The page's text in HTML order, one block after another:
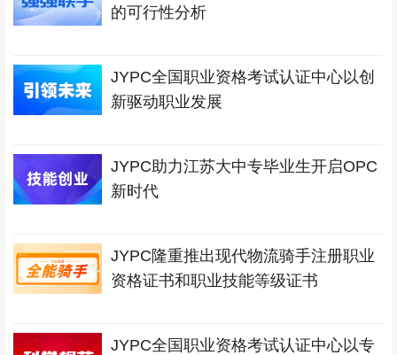
的可行性分析
JYPC全国职业资格考试认证中心以创
新驱动职业发展
JYPC助力江苏大中专毕业生开启OPC
新时代
JYPC隆重推出现代物流骑手注册职业
资格证书和职业技能等级证书
JYPC全国职业资格考试认证中心以专